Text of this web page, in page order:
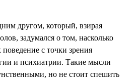
другом, который, взирая
задумался о том, насколько
с точки зрения
и психиатрии. Такие мысли
но не стоит спешить